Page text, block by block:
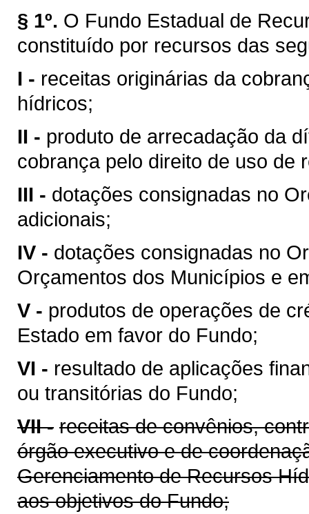
§ 1º. O Fundo Estadual de
constituído por recursos das
I - receitas originárias da
hídricos;
II - produto de arrecadação da
cobrança pelo direito de uso de
III - dotações consignadas no
adicionais;
IV - dotações consignadas no
Orçamentos dos Municípios e
V - produtos de operações de
Estado em favor do Fundo;
VI - resultado de aplicações
ou transitórias do Fundo;
VII - receitas de convênios,
órgão executivo e de
Gerenciamento de Recursos
aos objetivos do Fundo;